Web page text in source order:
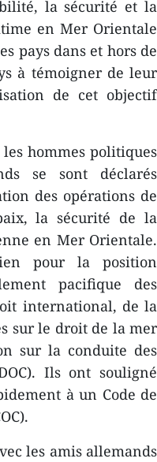
la sécurité et la
en Mer Orientale
pays dans et hors de
à témoigner de leur
de cet objectif
hommes politiques
se sont déclarés
des opérations de
la sécurité de la
en Mer Orientale.
pour la position
pacifique des
international, de la
sur le droit de la mer
sur la conduite des
Ils ont souligné
à un Code de
les amis allemands